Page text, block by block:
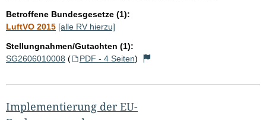
Betroffene Bundesgesetze (1):
LuftVO 2015 [alle RV hierzu]
Stellungnahmen/Gutachten (1):
SG2606010008 ( PDF - 4 Seiten)
Implementierung der EU-